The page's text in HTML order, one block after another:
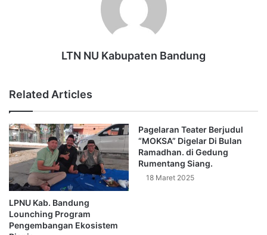
LTN NU Kabupaten Bandung
Related Articles
LPNU Kab. Bandung
Lounching Program
Pengembangan Ekosistem
Pagelaran Teater Berjudul
“MOKSA” Digelar Di Bulan
Ramadhan. di Gedung
Rumentang Siang.
18 Maret 2025